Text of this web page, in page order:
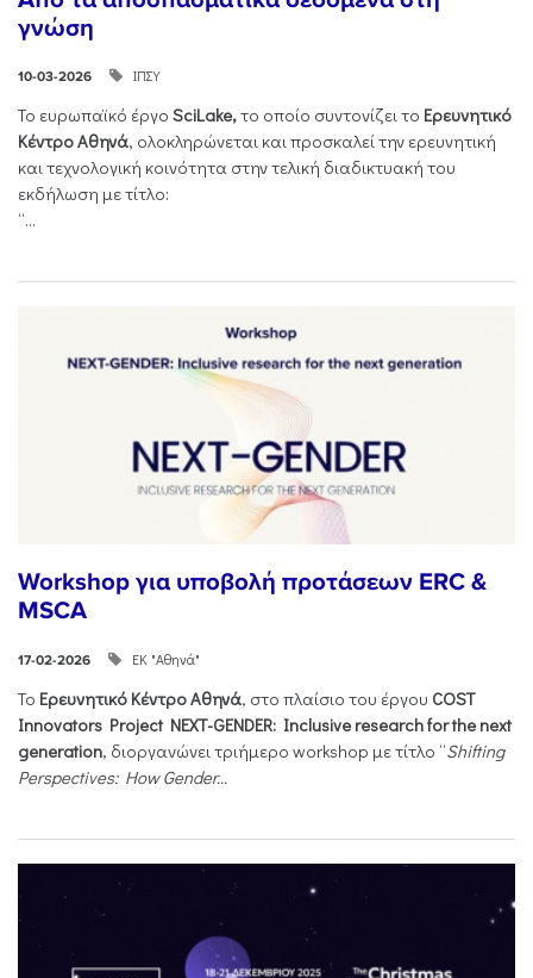
γνώση
10-03-2026 ΙΠΣΥ
Το ευρωπαϊκό έργο SciLake,το οποίο συντονίζει το Ερευνητικό
Κέντρο Αθηνά, ολοκληρώνεται και προσκαλεί την ερευνητική
και τεχνολογική κοινότητα στην τελική διαδικτυακή του
εκδήλωση με τίτλο:
“...
Workshop για υποβολή προτάσεων ERC &
MSCA
17-02-2026 ΕΚ "Αθηνά"
Το Ερευνητικό Κέντρο Αθηνά, στο πλαίσιο του έργου COST
Innovators Project NEXT-GENDER: Inclusive research for the next
generation, διοργανώνει τριήμερο workshop με τίτλο “Shifting
Perspectives: How Gender...